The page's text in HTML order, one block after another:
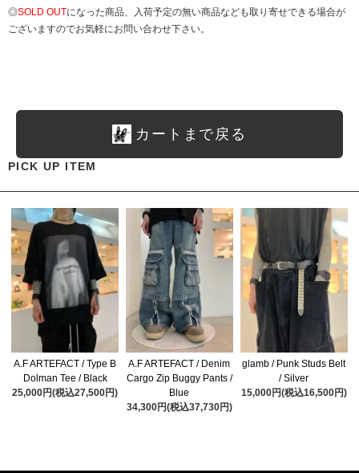
◎SOLD OUTになった商品、入荷予定の無い商品なども取り寄せできる場合が
ございますのでお気軽にお問い合わせ下さい。
カートまで戻る
PICK UP ITEM
A.F ARTEFACT / Type B
Dolman Tee / Black
25,000円(税込27,500円)
A.F ARTEFACT / Denim
Cargo Zip Buggy Pants /
Blue
34,300円(税込37,730円)
glamb / Punk Studs Belt
/ Silver
15,000円(税込16,500円)